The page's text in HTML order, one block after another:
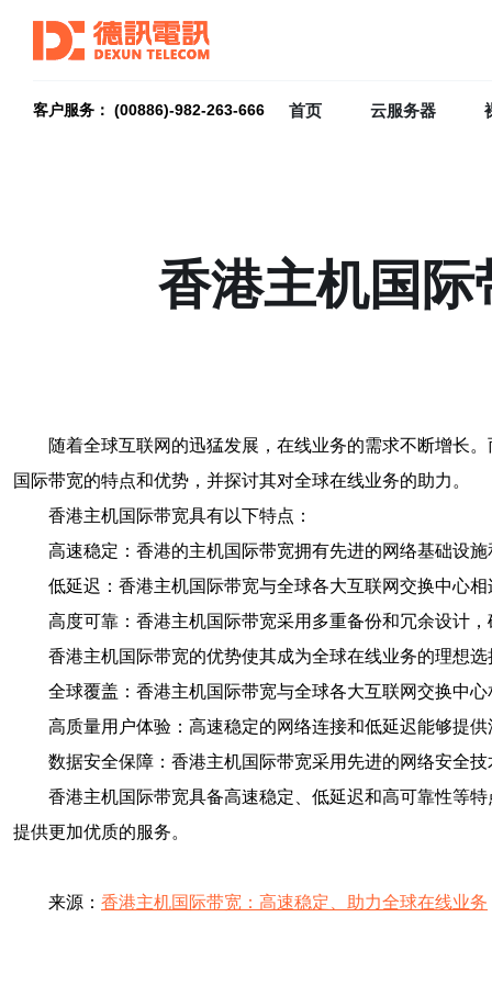
客户服务： (00886)-982-263-666 首页 云服务器
香港主机国
随着全球互联网的迅猛发展，在线业务的需求不断增长
国际带宽的特点和优势，并探讨其对全球在线业务的助力。
香港主机国际带宽具有以下特点：
高速稳定：香港的主机国际带宽拥有先进的网络基础设
低延迟：香港主机国际带宽与全球各大互联网交换中心
高度可靠：香港主机国际带宽采用多重备份和冗余设计
香港主机国际带宽的优势使其成为全球在线业务的理想选
全球覆盖：香港主机国际带宽与全球各大互联网交换中
高质量用户体验：高速稳定的网络连接和低延迟能够提
数据安全保障：香港主机国际带宽采用先进的网络安全
香港主机国际带宽具备高速稳定、低延迟和高可靠性等
提供更加优质的服务。
来源： 香港主机国际带宽：高速稳定、助力全球在线业务